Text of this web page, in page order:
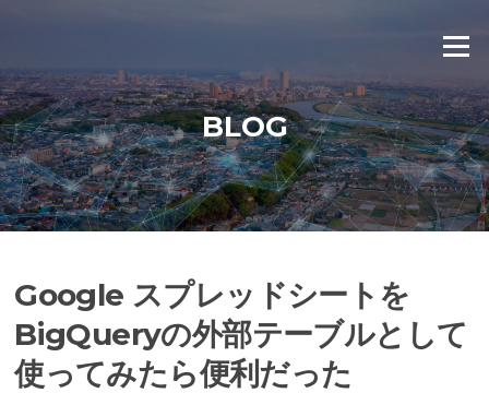
Menu
BLOG
Google スプレッドシートを
BigQueryの外部テーブルとして
使ってみたら便利だった